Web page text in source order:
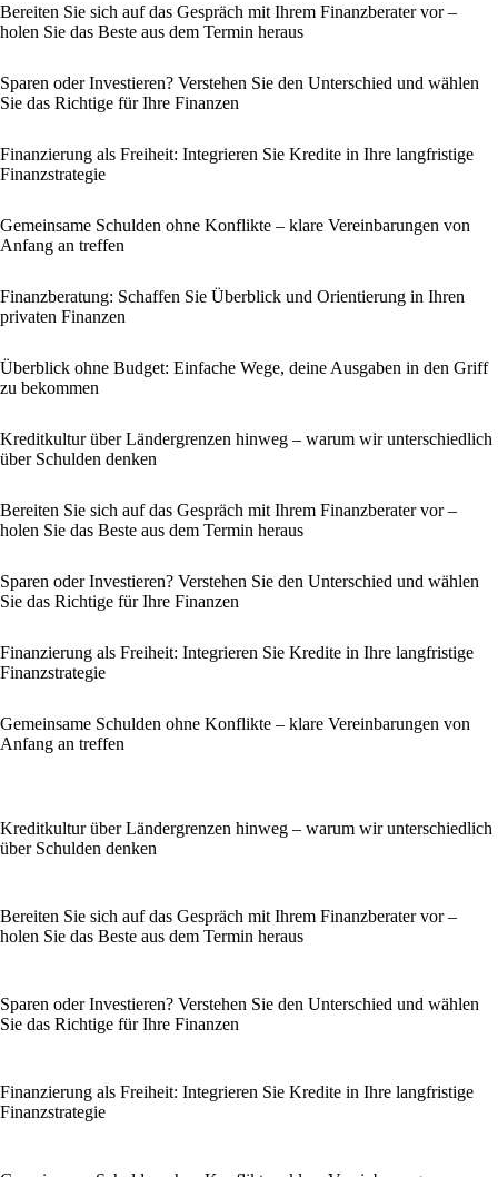
Bereiten Sie sich auf das Gespräch mit Ihrem Finanzberater vor –
holen Sie das Beste aus dem Termin heraus
Sparen oder Investieren? Verstehen Sie den Unterschied und wählen
Sie das Richtige für Ihre Finanzen
Finanzierung als Freiheit: Integrieren Sie Kredite in Ihre langfristige
Finanzstrategie
Gemeinsame Schulden ohne Konflikte – klare Vereinbarungen von
Anfang an treffen
Finanzberatung: Schaffen Sie Überblick und Orientierung in Ihren
privaten Finanzen
Überblick ohne Budget: Einfache Wege, deine Ausgaben in den Griff
zu bekommen
Kreditkultur über Ländergrenzen hinweg – warum wir unterschiedlich
über Schulden denken
Bereiten Sie sich auf das Gespräch mit Ihrem Finanzberater vor –
holen Sie das Beste aus dem Termin heraus
Sparen oder Investieren? Verstehen Sie den Unterschied und wählen
Sie das Richtige für Ihre Finanzen
Finanzierung als Freiheit: Integrieren Sie Kredite in Ihre langfristige
Finanzstrategie
Gemeinsame Schulden ohne Konflikte – klare Vereinbarungen von
Anfang an treffen
Kreditkultur über Ländergrenzen hinweg – warum wir unterschiedlich
über Schulden denken
Bereiten Sie sich auf das Gespräch mit Ihrem Finanzberater vor –
holen Sie das Beste aus dem Termin heraus
Sparen oder Investieren? Verstehen Sie den Unterschied und wählen
Sie das Richtige für Ihre Finanzen
Finanzierung als Freiheit: Integrieren Sie Kredite in Ihre langfristige
Finanzstrategie